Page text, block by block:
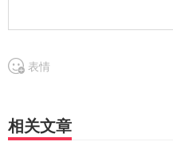
表情
相关文章